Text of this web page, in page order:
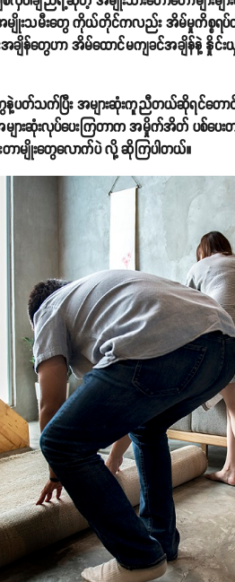
အမျိုးသမီးတွေ ကိုယ်တိုင်ကလည်း အိမ်မှုကိစ္စ
ျိန်တွေဟာ အိမ်ထောင်မကျခင်အချိန်နဲ့ နှိုင်
ပတ်သက်ပြီး အများဆုံးကူညီတယ်ဆိုရင်တောင်
းဆုံးလုပ်ပေးကြတာက အမှိုက်အိတ် ပစ်ပေးတာ
မျိုးတွေလောက်ပဲ လို့ ဆိုကြပါတယ်။